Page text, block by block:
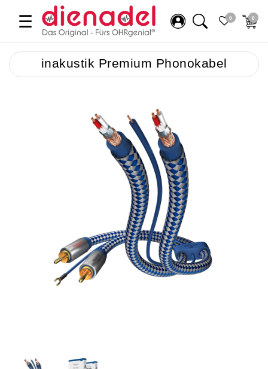
☰ 0 0
inakustik Premium Phonokabel